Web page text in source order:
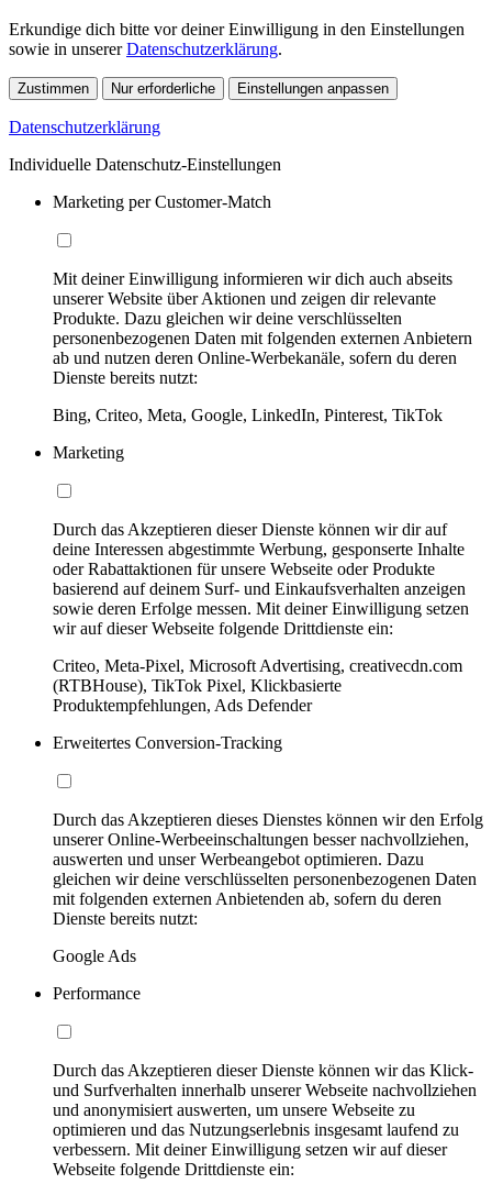
Erkundige dich bitte vor deiner Einwilligung in den Einstellungen
sowie in unsererDatenschutzerklärung.
Zustimmen Nur erforderliche Einstellungen anpassen
Datenschutzerklärung
Individuelle Datenschutz-Einstellungen
Marketing per Customer-Match
Mit deiner Einwilligung informieren wir dich auch abseits
unserer Website über Aktionen und zeigen dir relevante
Produkte. Dazu gleichen wir deine verschlüsselten
personenbezogenen Daten mit folgenden externen Anbietern
ab und nutzen deren Online-Werbekanäle, sofern du deren
Dienste bereits nutzt:
Bing, Criteo, Meta, Google, LinkedIn, Pinterest, TikTok
Marketing
Durch das Akzeptieren dieser Dienste können wir dir auf
deine Interessen abgestimmte Werbung, gesponserte Inhalte
oder Rabattaktionen für unsere Webseite oder Produkte
basierend auf deinem Surf- und Einkaufsverhalten anzeigen
sowie deren Erfolge messen. Mit deiner Einwilligung setzen
wir auf dieser Webseite folgende Drittdienste ein:
Criteo, Meta-Pixel, Microsoft Advertising, creativecdn.com
(RTBHouse), TikTok Pixel, Klickbasierte
Produktempfehlungen, Ads Defender
Erweitertes Conversion-Tracking
Durch das Akzeptieren dieses Dienstes können wir den Erfolg
unserer Online-Werbeeinschaltungen besser nachvollziehen,
auswerten und unser Werbeangebot optimieren. Dazu
gleichen wir deine verschlüsselten personenbezogenen Daten
mit folgenden externen Anbietenden ab, sofern du deren
Dienste bereits nutzt:
Google Ads
Performance
Durch das Akzeptieren dieser Dienste können wir das Klick-
und Surfverhalten innerhalb unserer Webseite nachvollziehen
und anonymisiert auswerten, um unsere Webseite zu
optimieren und das Nutzungserlebnis insgesamt laufend zu
verbessern. Mit deiner Einwilligung setzen wir auf dieser
Webseite folgende Drittdienste ein: